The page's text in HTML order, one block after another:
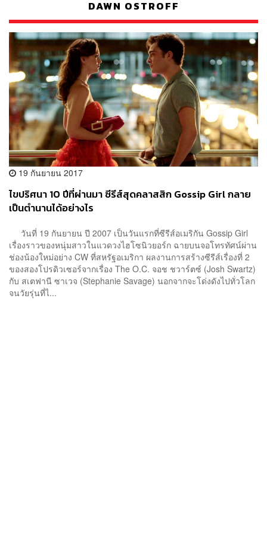
DAWN OSTROFF
19 กันยายน 2017
ไขปริศนา 10 ปีที่ผ่านมา ซีรีส์สุดคลาสสิก Gossip Girl กลาย
เป็นตำนานได้อย่างไร
วันที่ 19 กันยายน ปี 2007 เป็นวันแรกที่ซีรีส์อเมริกัน Gossip Girl
เรื่องราวของหนุ่มสาวในแวดวงไฮโซนิวยอร์ก ฉายบนจอโทรทัศน์ผ่าน
ช่องน้องใหม่อย่าง CW ที่สหรัฐอเมริกา ผลงานการสร้างซีรีส์เรื่องที่ 2
ของสองโปรดิวเซอร์จากเรื่อง The O.C. จอช ชวาร์ตซ์ (Josh Swartz)
กับ สเตฟานี ซาเวจ (Stephanie Savage) นอกจากจะโด่งดังไปทั่วโลก
จนวัยรุ่นที่ไ...